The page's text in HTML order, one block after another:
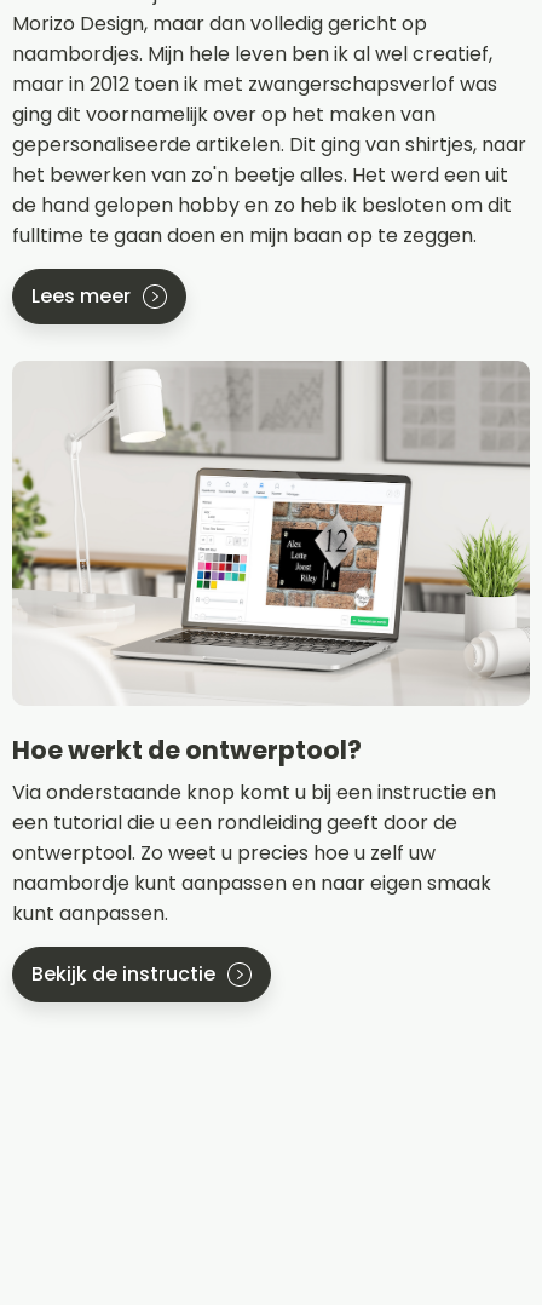
Morizo Design, maar dan volledig gericht op
naambordjes. Mijn hele leven ben ik al wel creatief,
maar in 2012 toen ik met zwangerschapsverlof was
ging dit voornamelijk over op het maken van
gepersonaliseerde artikelen. Dit ging van shirtjes, naar
het bewerken van zo'n beetje alles. Het werd een uit
de hand gelopen hobby en zo heb ik besloten om dit
fulltime te gaan doen en mijn baan op te zeggen.
Lees meer
Hoe werkt de ontwerptool?
Via onderstaande knop komt u bij een instructie en
een tutorial die u een rondleiding geeft door de
ontwerptool. Zo weet u precies hoe u zelf uw
naambordje kunt aanpassen en naar eigen smaak
kunt aanpassen.
Bekijk de instructie